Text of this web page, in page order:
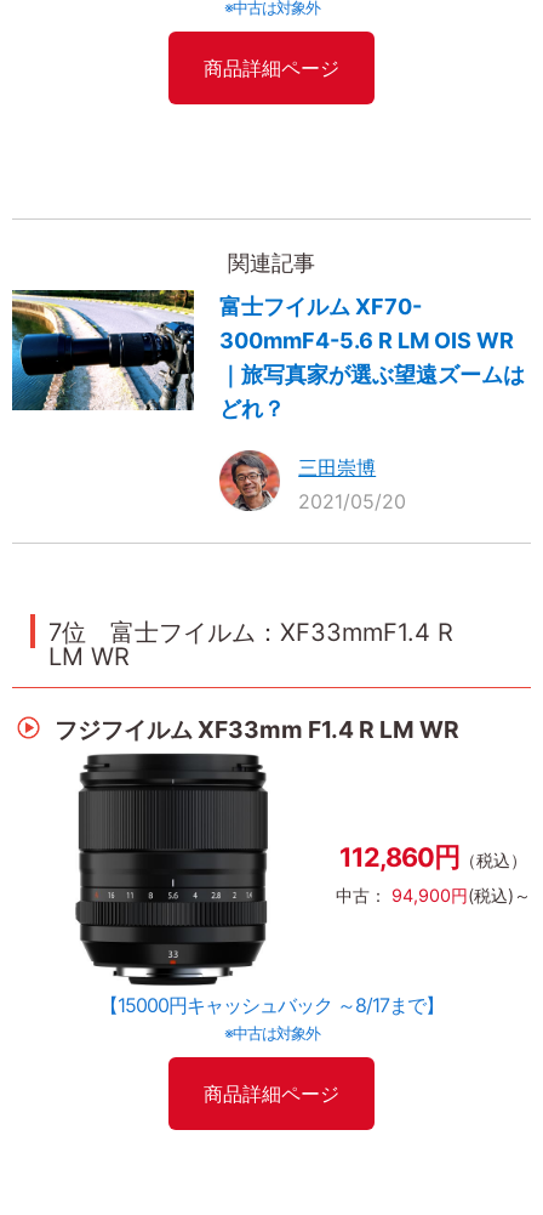
※中古は対象外
商品詳細ページ
関連記事
富士フイルム XF70-
300mmF4-5.6 R LM OIS WR
｜旅写真家が選ぶ望遠ズームは
どれ？
三田崇博
2021/05/20
7位 富士フイルム：XF33mmF1.4 R
LM WR
フジフイルム XF33mm F1.4 R LM WR
112,860円 （税込）
中古： 94,900円(税込)～
【15000円キャッシュバック ～8/17まで】
※中古は対象外
商品詳細ページ